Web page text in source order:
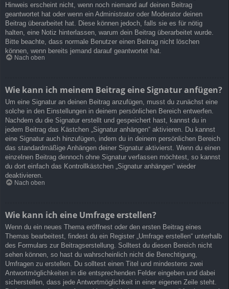
Hinweis erscheint nicht, wenn noch niemand auf deinen Beitrag
geantwortet hat oder wenn ein Administrator oder Moderator deinen
Beitrag überarbeitet hat. Diese können jedoch, falls sie es für nötig
halten, eine Notiz hinterlassen, warum dein Beitrag überarbeitet wurde.
Bitte beachte, dass normale Benutzer einen Beitrag nicht löschen
können, wenn bereits jemand darauf geantwortet hat.
Nach oben
Wie kann ich meinem Beitrag eine Signatur anfügen?
Um eine Signatur an deinen Beitrag anzufügen, musst du zunächst eine
solche in den Einstellungen in deinem persönlichen Bereich entwerfen.
Nachdem du die Signatur erstellt und gespeichert hast, kannst du in
jedem Beitrag das Kästchen „Signatur anhängen“ aktivieren. Du kannst
eine Signatur auch hinzufügen, indem du in deinem persönlichen Bereich
das standardmäßige Anhängen deiner Signatur aktivierst. Wenn du einen
einzelnen Beitrag dennoch ohne Signatur verfassen möchtest, so kannst
du dort einfach das Kontrollkästchen „Signatur anhängen“ wieder
deaktivieren.
Nach oben
Wie kann ich eine Umfrage erstellen?
Wenn du ein neues Thema eröffnest oder den ersten Beitrag eines
Themas bearbeitest, findest du ein Register „Umfrage erstellen“ unterhalb
des Formulars zur Beitragserstellung. Solltest du diesen Bereich nicht
sehen können, so hast du wahrscheinlich nicht die Berechtigung,
Umfragen zu erstellen. Du solltest einen Titel und mindestens zwei
Antwortmöglichkeiten in die entsprechenden Felder eingeben und dabei
sicherstellen, dass jede Antwortmöglichkeit in einer eigenen Zeile steht.